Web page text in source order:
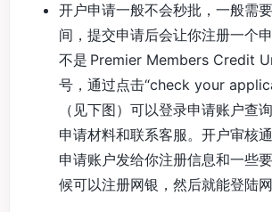
开户申请一般不会秒批，一般需
间，提交申请后会让你注册一个
不是 Premier Members Credit
号，通过点击“check your
（见下图）可以登录申请账户查
申请材料和联系客服。开户审核
申请账户发给你注册信息和一些
候可以注册网银，然后就能登陆网